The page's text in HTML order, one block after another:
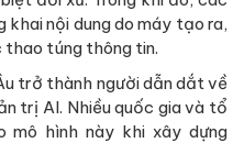
nội dung do máy tạo ra,
thao túng thông tin.
trở thành người dẫn dắt về
trị AI. Nhiều quốc gia và tổ
hình này khi xây dựng